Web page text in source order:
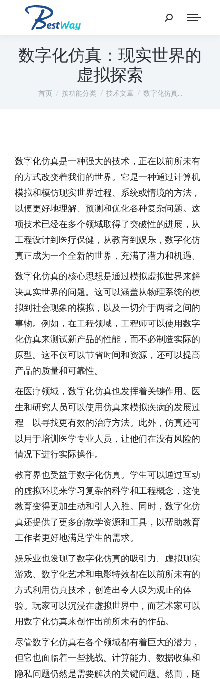
数字化仿真：现实世界的
虚拟探索
您在这里：
首页 按功能分类 技术文章 数字化仿真…
数字化仿真是一种强大的技术，正在以前所未有
的方式改变着我们的世界。它是一种通过计算机
模拟和模仿现实世界过程、系统或情境的方法，
以便更好地理解、预测和优化各种复杂问题。这
项技术已经在多个领域取得了突破性的进展，从
工程设计到医疗保健，从教育到娱乐，数字化仿
真正成为一个全新的世界，充满了潜力和机遇。
数字化仿真的核心思想是通过模拟虚拟世界来解
决真实世界的问题。这可以涵盖从物理系统的模
拟到社会现象的模拟，以及一切介于两者之间的
事物。例如，在工程领域，工程师可以使用数字
化仿真来测试新产品的性能，而不必制造实际的
原型。这不仅可以节省时间和资源，还可以提高
产品的质量和可靠性。
在医疗领域，数字化仿真也发挥着关键作用。医
生和研究人员可以使用仿真来模拟疾病的发展过
程，以寻找更有效的治疗方法。此外，仿真还可
以用于培训医学专业人员，让他们在没有风险的
情况下进行实际操作。
教育界也受益于数字化仿真。学生可以通过互动
的虚拟环境来学习复杂的科学和工程概念，这使
教育变得更加生动和引人入胜。同时，数字化仿
真还提供了更多的教学资源和工具，以帮助教育
工作者更好地满足学生的需求。
娱乐业也发现了数字化仿真的吸引力。虚拟现实
游戏、数字化艺术和电影特效都在以前所未有的
方式利用仿真技术，创造出令人叹为观止的体
验。玩家可以沉浸在虚拟世界中，而艺术家可以
用数字化仿真来创作出前所未有的作品。
尽管数字化仿真在各个领域都有着巨大的潜力，
但它也面临着一些挑战。计算能力、数据收集和
隐私问题仍然是需要解决的关键问题。然而，随